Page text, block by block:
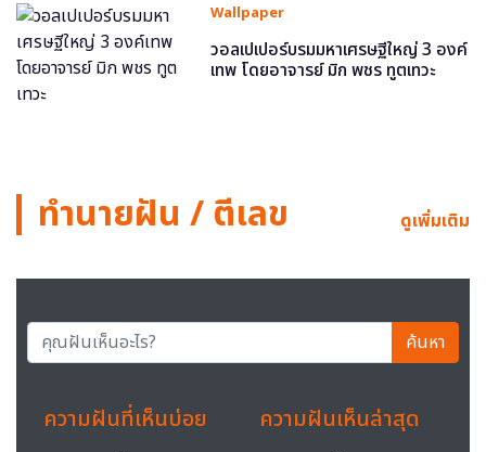
Wallpaper
วอลเปเปอร์บรมมหาเศรษฐีใหญ่ 3 องค์
เทพ โดยอาจารย์ มิก พชร ทูตเทวะ
ทำนายฝัน / ตีเลข ดูเพิ่มเติม
ค้นหา
ความฝันที่เห็นบ่อย ความฝันเห็นล่าสุด